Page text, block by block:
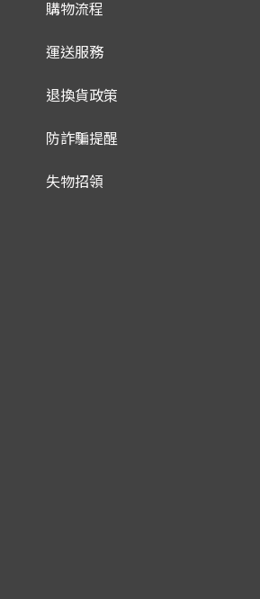
購物流程
運送服務
退換貨政策
防詐騙提醒
失物招領